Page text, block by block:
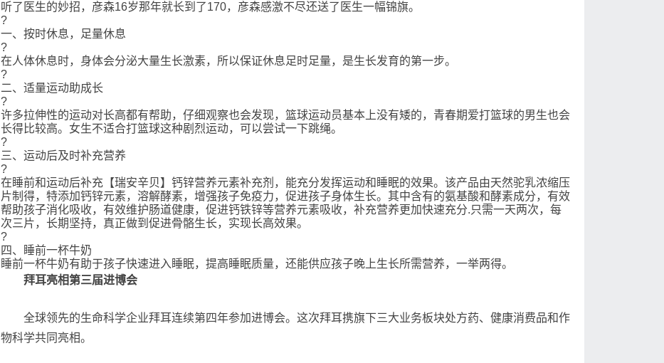
听了医生的妙招，彦森16岁那年就长到了170，彦森感激不尽还送了医生一幅锦旗。
?
一、按时休息，足量休息
?
在人体休息时，身体会分泌大量生长激素，所以保证休息足时足量，是生长发育的第一步。
?
二、适量运动助成长
?
许多拉伸性的运动对长高都有帮助，仔细观察也会发现，篮球运动员基本上没有矮的，青春期爱打篮球的男生也会
长得比较高。女生不适合打篮球这种剧烈运动，可以尝试一下跳绳。
?
三、运动后及时补充营养
?
在睡前和运动后补充【瑞安辛贝】钙锌营养元素补充剂，能充分发挥运动和睡眠的效果。该产品由天然驼乳浓缩压
片制得，特添加钙锌元素，溶解酵素，增强孩子免疫力，促进孩子身体生长。其中含有的氨基酸和酵素成分，有效
帮助孩子消化吸收，有效维护肠道健康，促进钙铁锌等营养元素吸收，补充营养更加快速充分.只需一天两次，每
次三片，长期坚持，真正做到促进骨骼生长，实现长高效果。
?
四、睡前一杯牛奶
睡前一杯牛奶有助于孩子快速进入睡眠，提高睡眠质量，还能供应孩子晚上生长所需营养，一举两得。
拜耳亮相第三届进博会
全球领先的生命科学企业拜耳连续第四年参加进博会。这次拜耳携旗下三大业务板块处方药、健康消费品和作
物科学共同亮相。